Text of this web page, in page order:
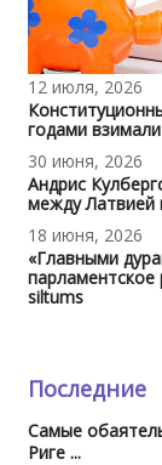
12 июля, 2026
годами
30 июня, 2026
Андрис
между Латвией
18 июня, 2026
«Главными
парламентское
siltums
Последние
Самые
Риге ...